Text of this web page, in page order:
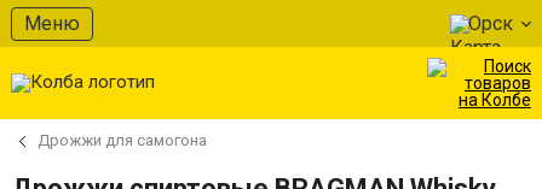
Меню Орск
Дрожжи для самогона